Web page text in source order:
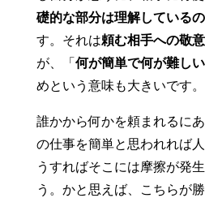
礎的な部分は理解している
す。それは頼む相手への敬意
が、「 何が簡単で何が難し
めという意味も大きいです。
誰かから何かを頼まれるに
の仕事を簡単と思われれば
うすればそこには摩擦が発
う。かと思えば、こちらが